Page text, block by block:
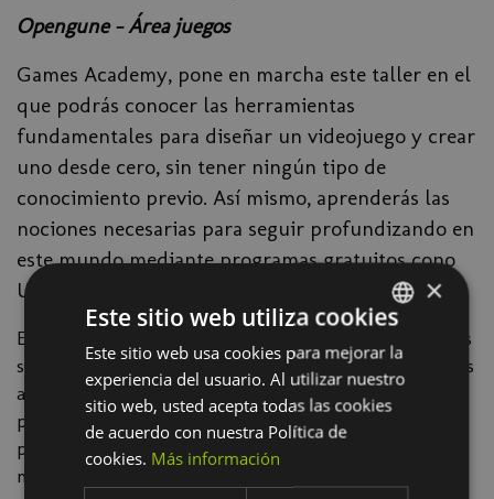
Opengune - Área juegos
Games Academy, pone en marcha este taller en el
que podrás conocer las herramientas
fundamentales para diseñar un videojuego y crear
uno desde cero, sin tener ningún tipo de
conocimiento previo. Así mismo, aprenderás las
nociones necesarias para seguir profundizando en
este mundo mediante programas gratuitos cono
UNITY.
El objetivo de estos talleres de creación de videojuegos
sin conocimiento previo, es el de acercar a las personas
asistentes el uso de herramientas a las que
previamente no han tenido acceso. Se trata de
proporcionar un acercamiento fácil y sencillo al
mundo del desarrollo de videojuegos. Por su parte, las
SPANISH
BASQUE
×
Este sitio web utiliza cookies
Este sitio web usa cookies para mejorar la
experiencia del usuario. Al utilizar nuestro
sitio web, usted acepta todas las cookies
de acuerdo con nuestra Política de
cookies. Más información